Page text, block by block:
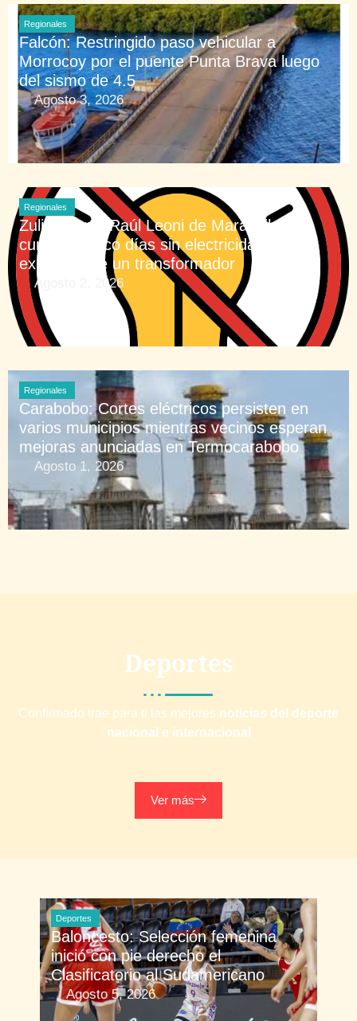
Regionales
Falcón: Restringido paso vehicular a
Morrocoy por el puente Punta Brava luego
del sismo de 4.5
Agosto 3, 2026
Regionales
Zulia: Barrio Raúl Leoni de Maracaibo
cumplen cinco días sin electricidad tras
explosión de un transformador
Agosto 2, 2026
Regionales
Carabobo: Cortes eléctricos persisten en
varios municipios mientras vecinos esperan
mejoras anunciadas en Termocarabobo
Agosto 1, 2026
Deportes
Confirmado trae para ti las mejores noticias del deporte
nacional e internacional
Ver más
Deportes
Baloncesto: Selección femenina
inició con pie derecho el
Clasificatorio al Sudamericano
Agosto 5, 2026